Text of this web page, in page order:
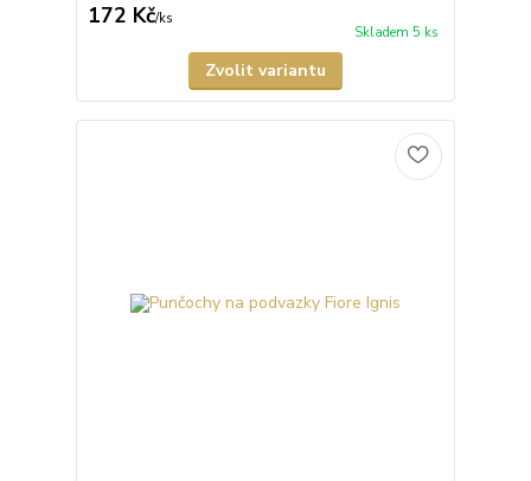
172 Kč/ks
Skladem 5 ks
Zvolit variantu